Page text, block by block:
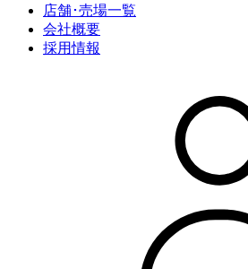
店舗･売場一覧
会社概要
採用情報